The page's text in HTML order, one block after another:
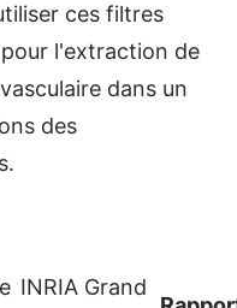
ces filtres
l'extraction de
dans un
des
INRIA Grand